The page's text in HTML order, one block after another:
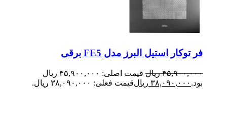
فر توکار استیل البرز مدل FE5 برقی
۴۵,۹۰۰,۰۰۰ ریال
قیمت اصلی: ۴۵,۹۰۰,۰۰۰ ریال
بود. ۳۸,۰۹۰,۰۰۰ ریالقیمت فعلی: ۳۸,۰۹۰,۰۰۰ ریال.